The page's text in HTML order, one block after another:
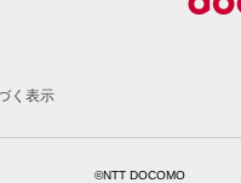
く表示
©NTT DOCOMO